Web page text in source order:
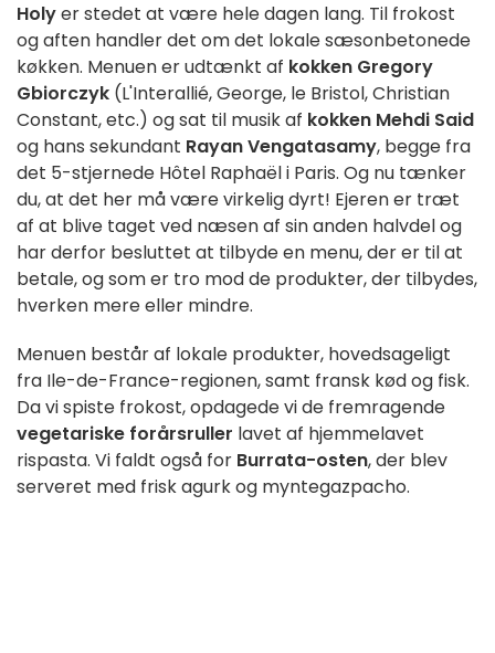
Holyer stedet at være hele dagen lang. Til frokost
og aften handler det om det lokale sæsonbetonede
køkken. Menuen er udtænkt af kokken Gregory
Gbiorczyk (L'Interallié, George, le Bristol, Christian
Constant, etc.) og sat til musik af kokken Mehdi Said
og hans sekundant Rayan Vengatasamy, begge fra
det 5-stjernede Hôtel Raphaël i Paris. Og nu tænker
du, at det her må være virkelig dyrt! Ejeren er træt
af at blive taget ved næsen af sin anden halvdel og
har derfor besluttet at tilbyde en menu, der er til at
betale, og som er tro mod de produkter, der tilbydes,
hverken mere eller mindre.
Menuen består af lokale produkter, hovedsageligt
fra Ile-de-France-regionen, samt fransk kød og fisk.
Da vi spiste frokost, opdagede vi de fremragende
vegetariske forårsruller lavet af hjemmelavet
rispasta. Vi faldt også for Burrata-osten, der blev
serveret med frisk agurk og myntegazpacho.